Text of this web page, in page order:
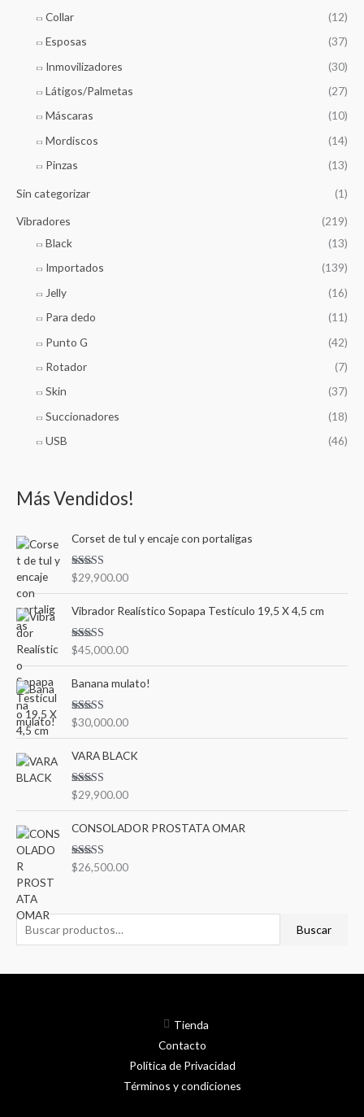
Collar
(12)
Esposas
(37)
Inmovilizadores
(30)
Látigos/Palmetas
(27)
Máscaras
(10)
Mordiscos
(14)
Pinzas
(13)
Sin categorizar (1)
Vibradores
(219)
Black
(13)
Importados
(139)
Jelly
(16)
Para dedo
(11)
Punto G
(42)
Rotador
(7)
Skin
(37)
Succionadores
(18)
USB
(46)
Más Vendidos!
Corset de tul y encaje con portaligas
Valorado en
5.00
$29,900.00
Vibrador Realístico Sopapa Testículo 19,5 X 4,5 cm
Valorado en
5.00
$45,000.00
Banana mulato!
Valorado en
5.00
$30,000.00
VARA BLACK
Valorado en
5.00
$29,900.00
CONSOLADOR PROSTATA OMAR
Valorado en
5.00
$26,500.00
Buscar
Tienda
Contacto
Política de Privacidad
Términos y condiciones